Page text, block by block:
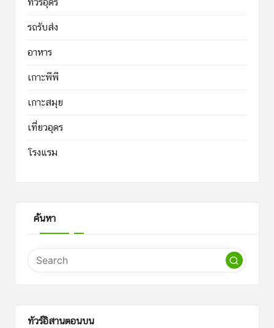
รถรับส่ง
อาหาร
เกาะพีพี
เกาะสมุย
เที่ยวอุดร
โรงแรม
ค้นหา
ทัวร์อิสานตอนบน